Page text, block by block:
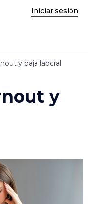
Iniciar sesión
y baja laboral
y